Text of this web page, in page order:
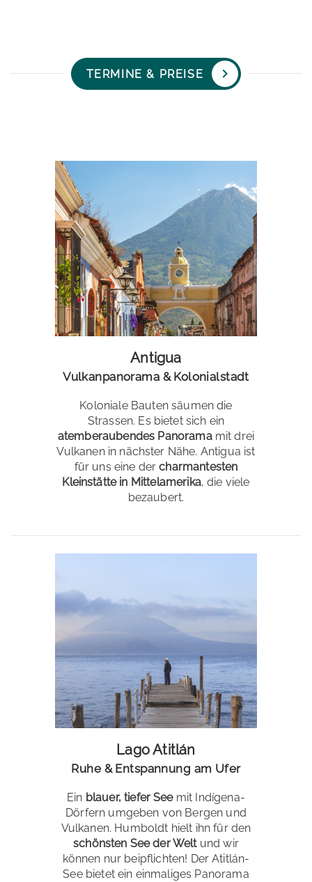
TERMINE & PREISE
Antigua
Vulkanpanorama & Kolonialstadt
Koloniale Bauten säumen die
Strassen. Es bietet sich ein
atemberaubendes Panoramamit drei
Vulkanen in nächster Nähe. Antigua ist
für uns eine dercharmantesten
Kleinstätte in Mittelamerika, die viele
bezaubert.
Lago Atitlán
Ruhe & Entspannung am Ufer
Ein blauer, tiefer Seemit Indígena-
Dörfern umgeben von Bergen und
Vulkanen. Humboldt hielt ihn für den
schönsten See der Weltund wir
können nur beipflichten! Der Atitlán-
See bietet ein einmaliges Panorama